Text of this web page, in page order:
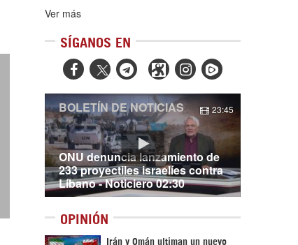
Ver más
SÍGANOS EN
  
ONU denuncia lanzamiento de
233 proyectiles israelíes contra
Líbano - Noticiero 02:30
BOLETÍN DE NOTICIAS 23:45
OPINIÓN
Irán y Omán ultiman un nuevo